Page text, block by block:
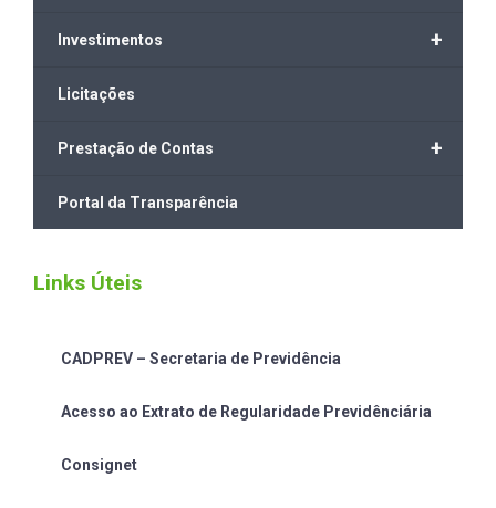
+
Investimentos
Licitações
+
Prestação de Contas
Portal da Transparência
Links Úteis
CADPREV – Secretaria de Previdência
Acesso ao Extrato de Regularidade Previdênciária
Consignet